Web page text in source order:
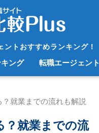
ントおすすめランキング！
ング 転職エージェント
就業までの流れも解説
？就業までの流